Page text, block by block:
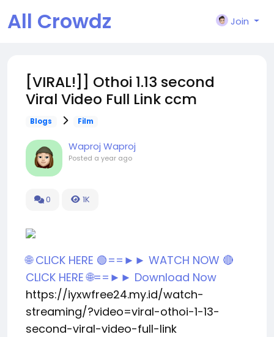
All Crowdz Join
[VIRAL!]] Othoi 1.13 second
Viral Video Full Link ccm
Blogs Film
Waproj Waproj
Posted a year ago
0 1K
🌐 CLICK HERE 🟢==►► WATCH NOW 🔴
CLICK HERE 🌐==►► Download Now
https://iyxwfree24.my.id/watch-
streaming/?video=viral-othoi-1-13-
second-viral-video-full-link